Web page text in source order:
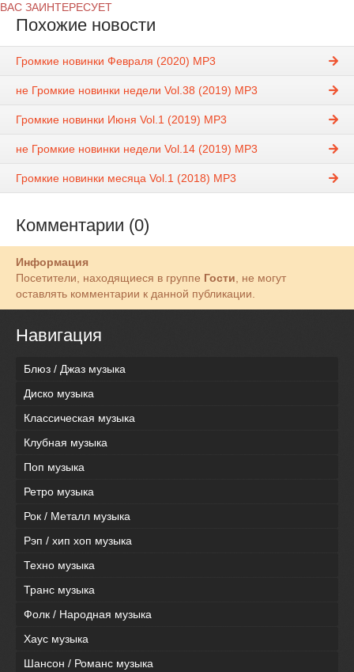
ВАС ЗАИНТЕРЕСУЕТ
Похожие новости
Громкие новинки Февраля (2020) MP3
не Громкие новинки недели Vol.38 (2019) MP3
Громкие новинки Июня Vol.1 (2019) MP3
не Громкие новинки недели Vol.14 (2019) MP3
Громкие новинки месяца Vol.1 (2018) MP3
Комментарии (0)
Информация
Посетители, находящиеся в группе Гости, не могут
оставлять комментарии к данной публикации.
Навигация
Блюз / Джаз музыка
Диско музыка
Классическая музыка
Клубная музыка
Поп музыка
Ретро музыка
Рок / Металл музыка
Рэп / хип хоп музыка
Техно музыка
Транс музыка
Фолк / Народная музыка
Хаус музыка
Шансон / Романс музыка